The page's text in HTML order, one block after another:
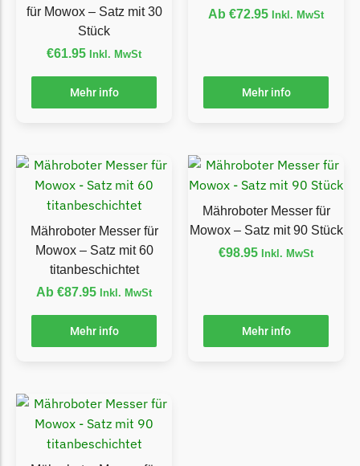
Kress
Kress Messer
Begrenzungsdraht
LandXcape
LawnBott
LawnBott Messer
Lizard
Lizard Messer
Begrenzungsdraht
LUX-Tools
Mammotion
Mammotion Messer
für Mowox – Satz mit 30
Stück
€61.95 Inkl. MwSt
Mehr info
Ab €72.95 Inkl. MwSt
Mehr info
Mähroboter Messer für
Mowox – Satz mit 60
titanbeschichtet
Ab €87.95 Inkl. MwSt
Mehr info
Mähroboter Messer für
Mowox – Satz mit 90 Stück
€98.95 Inkl. MwSt
Mehr info